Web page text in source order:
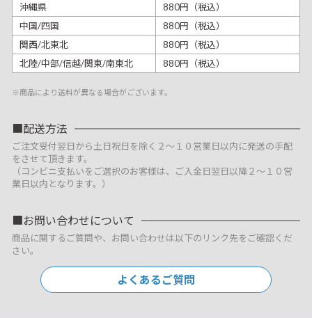
沖縄県
880円（税込）
中国/四国
880円（税込）
関西/北東北
880円（税込）
北陸/中部/信越/関東/南東北
880円（税込）
※商品により送料が異なる場合がございます。
配送方法
ご注文受付翌日から土日祝日を除く２～１０営業日以内に発送の手配
をさせて頂きます。
（コンビニ支払いをご選択のお客様は、ご入金日翌日以降２～１０営
業日以内となります。）
お問い合わせについて
商品に関するご質問や、お問い合わせは以下のリンク先をご確認くだ
さい。
よくあるご質問